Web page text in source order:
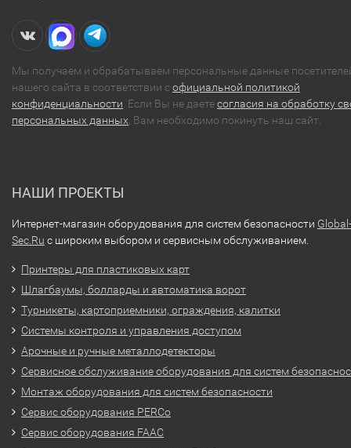
Мы получаем и обрабатываем персональные данные
нашего сайта в соответствии софициальной политикой
конфиденциальности . Если Вы не даетесогласия на обработку
персональных данных , Вам необходимо покинуть наш сайт.
НАШИ ПРОЕКТЫ
Интернет-магазин оборудования для систем безопасности Global-
Sec.Ru с широким выбором и сервисным обслуживанием.
Принтеры для пластиковых карт
Шлагбаумы, болларды и автоматика ворот
Турникеты, картоприемники, ограждения, калитки
Системы контроля и управления доступом
Арочные и ручные металлодетекторы
Сервисное обслуживание оборудования для систем
Монтаж оборудования для систем безопасности
Сервис оборудования PERCo
Сервис оборудования FAAC